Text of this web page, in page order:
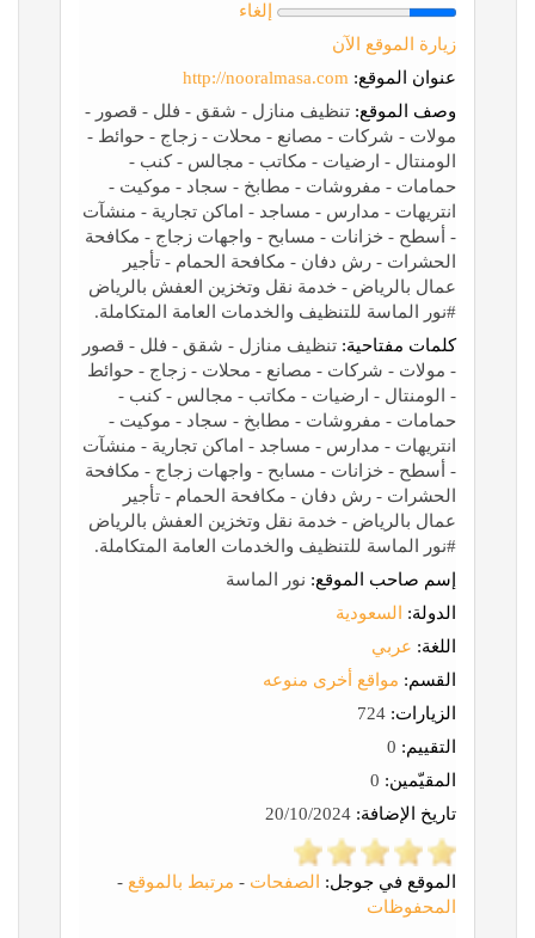
إلغاء
زيارة الموقع الآن
عنوان الموقع: http://nooralmasa.com
وصف الموقع: تنظيف منازل - شقق - فلل - قصور -
مولات - شركات - مصانع - محلات - زجاج - حوائط -
الومنتال - ارضيات - مكاتب - مجالس - كنب -
حمامات - مفروشات - مطابخ - سجاد - موكيت -
انتريهات - مدارس - مساجد - اماكن تجارية - منشآت
- أسطح - خزانات - مسابح - واجهات زجاج - مكافحة
الحشرات - رش دفان - مكافحة الحمام - تأجير
عمال بالرياض - خدمة نقل وتخزين العفش بالرياض
#نور الماسة للتنظيف والخدمات العامة المتكاملة.
كلمات مفتاحية: تنظيف منازل - شقق - فلل - قصور
- مولات - شركات - مصانع - محلات - زجاج - حوائط
- الومنتال - ارضيات - مكاتب - مجالس - كنب -
حمامات - مفروشات - مطابخ - سجاد - موكيت -
انتريهات - مدارس - مساجد - اماكن تجارية - منشآت
- أسطح - خزانات - مسابح - واجهات زجاج - مكافحة
الحشرات - رش دفان - مكافحة الحمام - تأجير
عمال بالرياض - خدمة نقل وتخزين العفش بالرياض
#نور الماسة للتنظيف والخدمات العامة المتكاملة.
إسم صاحب الموقع: نور الماسة
الدولة:
السعودية
اللغة: عربي
القسم: مواقع أخرى منوعه
الزيارات:
التقييم:
المقيّمين:
تاريخ الإضافة:
الموقع في جوجل: الصفحات - مرتبط بالموقع -
المحفوظات